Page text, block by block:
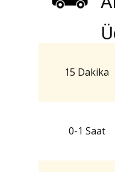
15 Dakika
0-1 Saat